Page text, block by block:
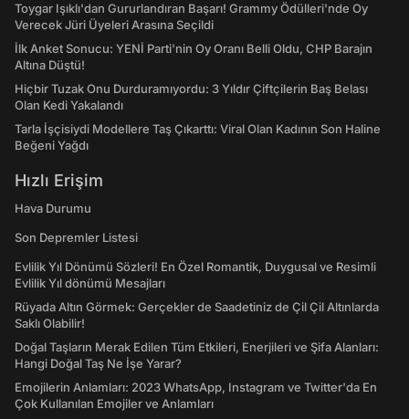
Toygar Işıklı'dan Gururlandıran Başarı! Grammy Ödülleri'nde Oy
Verecek Jüri Üyeleri Arasına Seçildi
İlk Anket Sonucu: YENİ Parti'nin Oy Oranı Belli Oldu, CHP Barajın
Altına Düştü!
Hiçbir Tuzak Onu Durduramıyordu: 3 Yıldır Çiftçilerin Baş Belası
Olan Kedi Yakalandı
Tarla İşçisiydi Modellere Taş Çıkarttı: Viral Olan Kadının Son Haline
Beğeni Yağdı
Hızlı Erişim
Hava Durumu
Son Depremler Listesi
Evlilik Yıl Dönümü Sözleri! En Özel Romantik, Duygusal ve Resimli
Evlilik Yıl dönümü Mesajları
Rüyada Altın Görmek: Gerçekler de Saadetiniz de Çil Çil Altınlarda
Saklı Olabilir!
Doğal Taşların Merak Edilen Tüm Etkileri, Enerjileri ve Şifa Alanları:
Hangi Doğal Taş Ne İşe Yarar?
Emojilerin Anlamları: 2023 WhatsApp, Instagram ve Twitter'da En
Çok Kullanılan Emojiler ve Anlamları